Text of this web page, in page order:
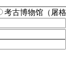
考古博物馆（屠